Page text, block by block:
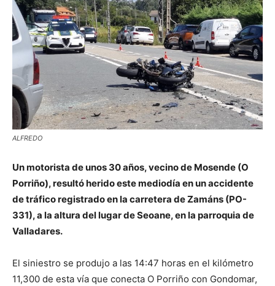
ALFREDO
Un motorista de unos 30 años, vecino de Mosende (O
Porriño), resultó herido este mediodía en un accidente
de tráfico registrado en la carretera de Zamáns (PO-
331), a la altura del lugar de Seoane, en la parroquia de
Valladares.
El siniestro se produjo a las 14:47 horas en el kilómetro
11,300 de esta vía que conecta O Porriño con Gondomar,